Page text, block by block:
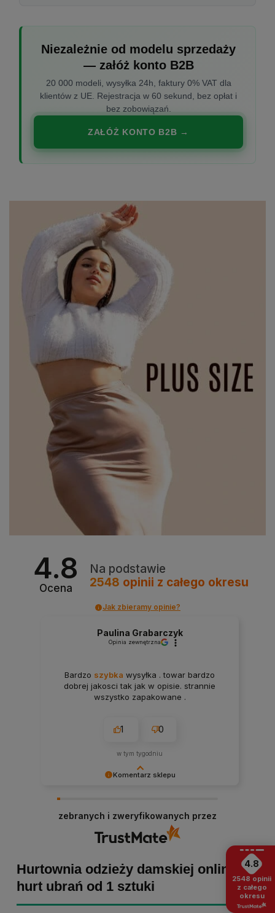
Niezależnie od modelu sprzedaży
— załóż konto B2B
20 000 modeli, wysyłka 24h, faktury 0% VAT dla
klientów z UE. Rejestracja w 60 sekund, bez opłat i
bez zobowiązań.
ZAŁÓŻ KONTO B2B →
4.8
Ocena
Na podstawie
2548 opinii z całego okresu
Jak zbieramy opinie?
Komentarz sklepu
skrzydeł, dlatego tym bardziej cieszymy się, że
zakup przebiegł pomyślnie. Obiecujemy
utrzymać dobrą passę - zapraszamy ponownie! :)
Paulina Grabarczyk
Opinia zewnętrzna
Bardzo szybka wysyłka . towar bardzo
dobrej jakosci tak jak w opisie. strannie
wszystko zapakowane .
1 0
w tym tygodniu
zebranych i zweryfikowanych przez
Hurtownia odzieży damskiej online -
hurt ubrań od 1 sztuki
4.8
2548 opinii
z całego
okresu